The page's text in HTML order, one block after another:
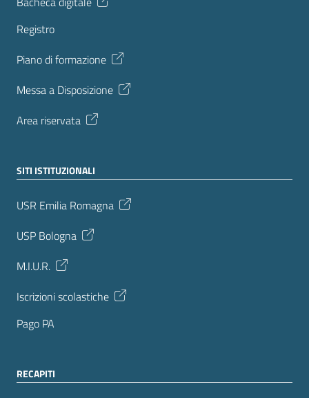
Registro
Piano di formazione
Messa a Disposizione
Area riservata
SITI ISTITUZIONALI
USR Emilia Romagna
USP Bologna
M.I.U.R.
Iscrizioni scolastiche
Pago PA
RECAPITI